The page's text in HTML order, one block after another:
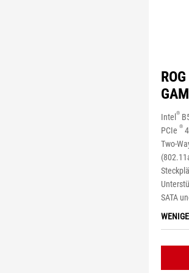
Intel ®
PCIe ®
Two-
SATA